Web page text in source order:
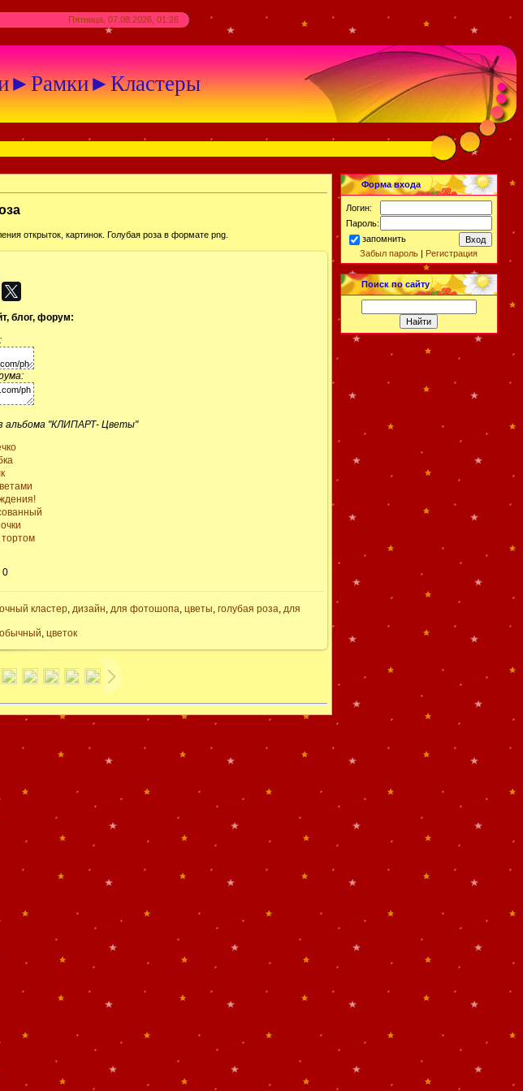
Пятница, 07.08.2026, 01:26
открыток, картинок. Голубая роза в формате png.
блог, форум:
альбома "КЛИПАРТ- Цветы"
тортом
0
кластер, дизайн, для фотошопа, цветы, голубая роза, для
, цветок
Форма входа
Логин:
Пароль:
запомнить
Забыл пароль | Регистрация
Поиск по сайту